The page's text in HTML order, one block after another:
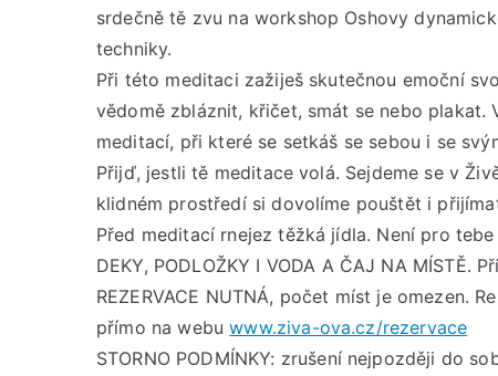
srdečně tě zvu na workshop Oshovy
techniky.
Při této meditaci zažiješ skutečnou emoční
vědomě zbláznit, křičet, smát se nebo
meditací, při které se setkáš se sebou i se
Přijď, jestli tě meditace volá. Sejdeme se v
klidném prostředí si dovolíme pouštět i
Před meditací rnejez těžká jídla. Není pro
DEKY, PODLOŽKY I VODA A ČAJ NA MÍSTĚ.
REZERVACE NUTNÁ, počet míst je omezen.
přímo na webuwww.ziva-ova.cz/rezervace
STORNO PODMÍNKY: zrušení nejpozději do